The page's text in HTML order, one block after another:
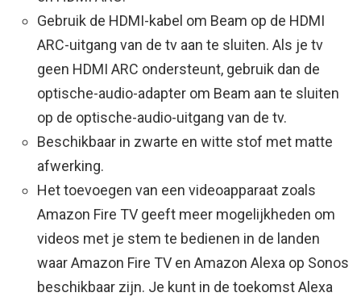
Gebruik de HDMI-kabel om Beam op de HDMI
ARC-uitgang van de tv aan te sluiten. Als je tv
geen HDMI ARC ondersteunt, gebruik dan de
optische-audio-adapter om Beam aan te sluiten
op de optische-audio-uitgang van de tv.
Beschikbaar in zwarte en witte stof met matte
afwerking.
Het toevoegen van een videoapparaat zoals
Amazon Fire TV geeft meer mogelijkheden om
videos met je stem te bedienen in de landen
waar Amazon Fire TV en Amazon Alexa op Sonos
beschikbaar zijn. Je kunt in de toekomst Alexa